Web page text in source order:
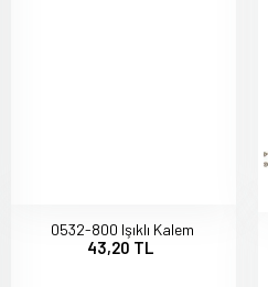
0532-800 Işıklı Kalem
43,20 TL